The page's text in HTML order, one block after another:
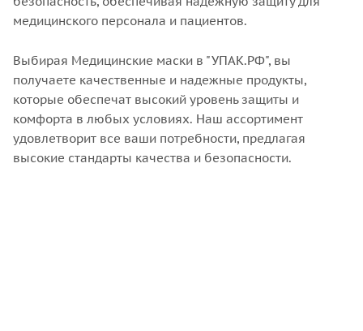
медицинского персонала и пациентов.
Выбирая Медицинские маски в "УПАК.РФ", вы
получаете качественные и надежные продукты,
которые обеспечат высокий уровень защиты и
комфорта в любых условиях. Наш ассортимент
удовлетворит все ваши потребности, предлагая
высокие стандарты качества и безопасности.